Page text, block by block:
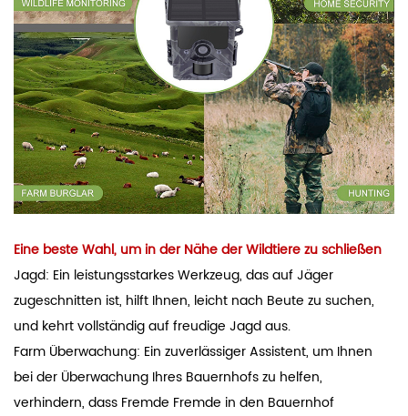
Eine beste Wahl, um in der Nähe der Wildtiere zu schließen
Jagd: Ein leistungsstarkes Werkzeug, das auf Jäger
zugeschnitten ist, hilft Ihnen, leicht nach Beute zu suchen,
und kehrt vollständig auf freudige Jagd aus.
Farm Überwachung: Ein zuverlässiger Assistent, um Ihnen
bei der Überwachung Ihres Bauernhofs zu helfen,
verhindern, dass Fremde Fremde in den Bauernhof